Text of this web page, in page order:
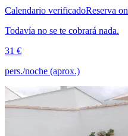
Calendario verificadoReserva
Todavía no se te cobrará nada.
31 €
pers./noche (aprox.)